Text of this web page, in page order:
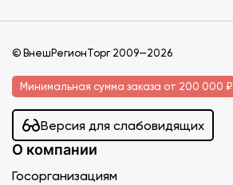
© ВнешРегионТорг 2009—2026
Минимальная сумма заказа от 200 000 ₽
Версия для слабовидящих
О компании
Госорганизациям